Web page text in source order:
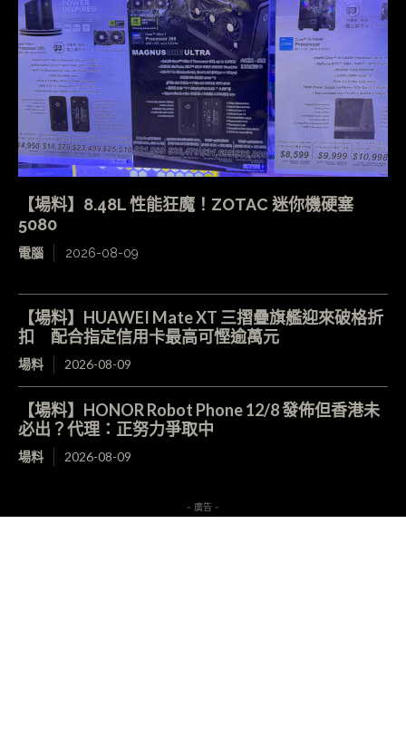
【場料】8.48L 性能狂魔！ZOTAC 迷你機硬塞
5080
電腦 2026-08-09
【場料】HUAWEI Mate XT 三摺疊旗艦迎來破格折
扣 配合指定信用卡最高可慳逾萬元
場料 2026-08-09
【場料】HONOR Robot Phone 12/8 發佈但香港未
必出？代理：正努力爭取中
場料 2026-08-09
- 廣告 -